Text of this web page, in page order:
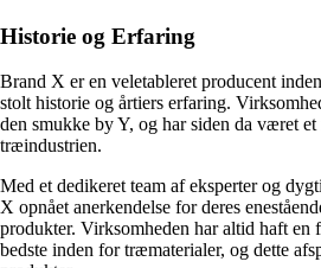
Historie og Erfaring
Brand X er en veletableret producent
stolt historie og årtiers erfaring.
den smukke by Y, og har siden da været
træindustrien.
Med et dedikeret team af eksperter og
X opnået anerkendelse for deres
produkter. Virksomheden har altid haft en
bedste inden for træmaterialer, og dette